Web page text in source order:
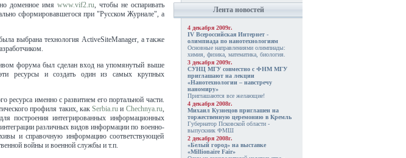
доменное имя www.vif2.ru, чтобы не оспаривать
сформировавшегося при "Русском Журнале", а
выбрана технология ActiveSiteManager, а также
форума был сделан вход на упомянутый выше
ресурсы и создать один из самых крупных
ресурса именно с развитием его портальной части.
профиля таких, какSerbia.ru и Chechnya.ru,
построения интегрированных информационных
различных видов информации по военно-
и справочную информацию соответствующей
войны и военной службы и т.п.
Лента новостей
4 декабря 2009г.
IV Всероссийская Интернет -
олимпиада по нанотехнологиям
Основные направлениями олимпиады:
химия, физика, математика, биология.
3 декабря 2009г.
СУНЦ МГУ совместно с ФНМ МГУ
приглашают на лекции
«Нанотехнологии – навстречу
наномиру»
Приглашаются все желающие!
4 декабря 2008г.
Михаил Кузнецов приглашен на
торжественную церемонию в Кремль
Губернатор Псковской области -
выпускник ФМШ
2 декабря 2008г.
«Белый город» на выставке
«Millionaire Fair»